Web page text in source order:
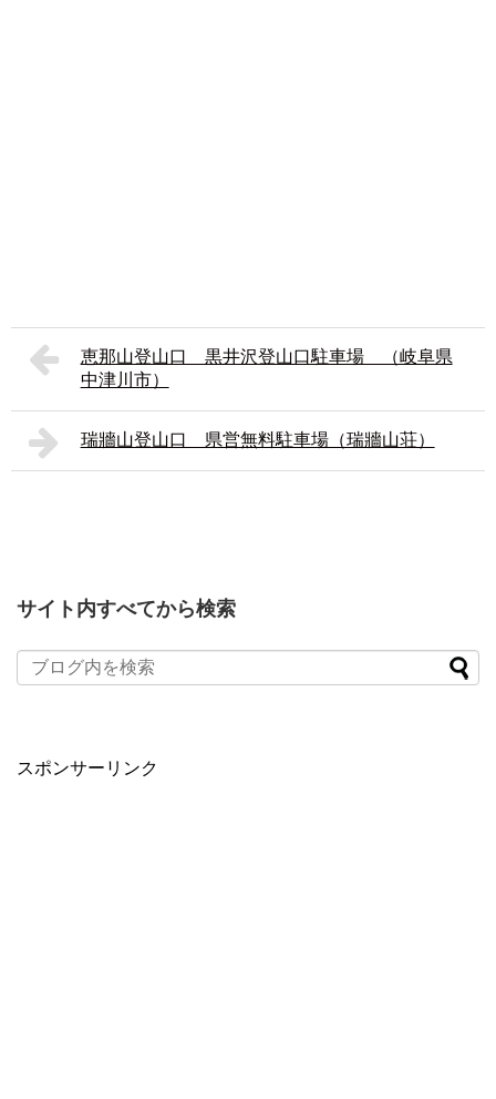
恵那山登山口 黒井沢登山口駐車場 （岐阜県
中津川市）
瑞牆山登山口 県営無料駐車場（瑞牆山荘）
サイト内すべてから検索
スポンサーリンク